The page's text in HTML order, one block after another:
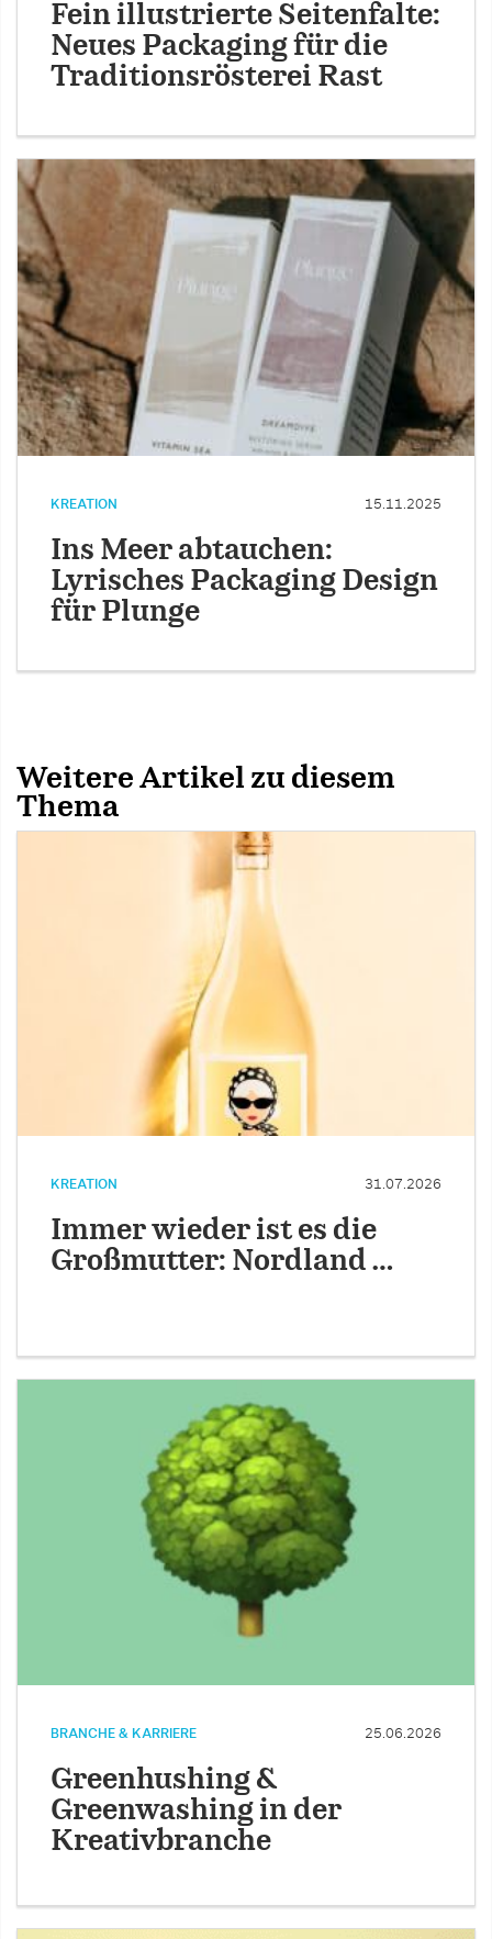
Fein illustrierte Seitenfalte:
Neues Packaging für die
Traditionsrösterei Rast
KREATION 15.11.2025
Ins Meer abtauchen:
Lyrisches Packaging Design
für Plunge
Weitere Artikel zu diesem
Thema
KREATION 31.07.2026
Immer wieder ist es die
Großmutter: Nordland …
BRANCHE & KARRIERE 25.06.2026
Greenhushing &
Greenwashing in der
Kreativbranche